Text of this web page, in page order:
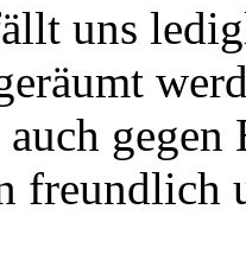
uns
freundlich